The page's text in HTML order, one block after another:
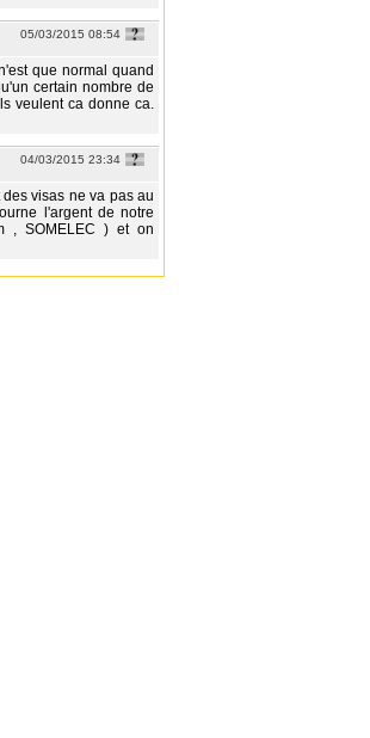
05/03/2015 08:54
que normal quand
certain nombre de
veulent ca donne ca.
04/03/2015 23:34
visas ne va pas au
l'argent de notre
, SOMELEC ) et on